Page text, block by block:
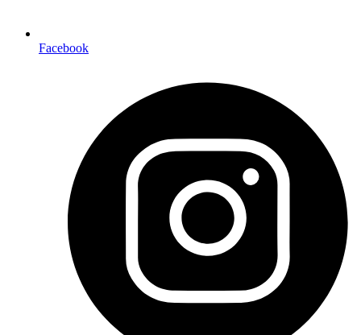
Facebook